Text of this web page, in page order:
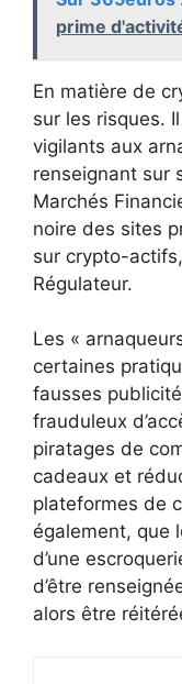
prime
En matière de
sur les risques.
vigilants aux
renseignant sur
Marchés
noire des sites
sur crypto-
Régulateur.
Les «
certaines
fausses
frauduleux
piratages de
cadeaux et
plateformes de
également, que
d’une
d’être
alors être